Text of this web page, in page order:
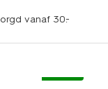
vanaf 30.-